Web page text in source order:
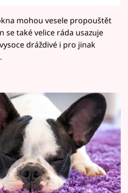
mohou vesele propouštět
se také velice ráda usazuje
dráždivé i pro jinak